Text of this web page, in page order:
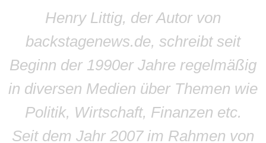
Henry Littig, der Autor von
backstagenews.de, schreibt seit
Beginn der 1990er Jahre regelmäßig
in diversen Medien über Themen wie
Politik, Wirtschaft, Finanzen etc.
Seit dem Jahr 2007 im Rahmen von